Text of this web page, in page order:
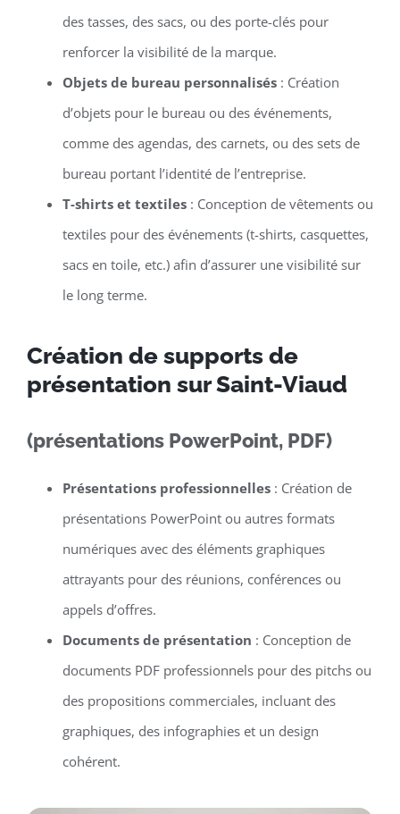
des tasses, des sacs, ou des porte-clés pour
renforcer la visibilité de la marque.
Objets de bureau personnalisés: Création
d’objets pour le bureau ou des événements,
comme des agendas, des carnets, ou des sets de
bureau portant l’identité de l’entreprise.
T-shirts et textiles: Conception de vêtements ou
textiles pour des événements (t-shirts, casquettes,
sacs en toile, etc.) afin d’assurer une visibilité sur
le long terme.
Création de supports de
présentation sur Saint-Viaud
(présentations PowerPoint, PDF)
Présentations professionnelles: Création de
présentations PowerPoint ou autres formats
numériques avec des éléments graphiques
attrayants pour des réunions, conférences ou
appels d’offres.
Documents de présentation : Conception de
documents PDF professionnels pour des pitchs ou
des propositions commerciales, incluant des
graphiques, des infographies et un design
cohérent.